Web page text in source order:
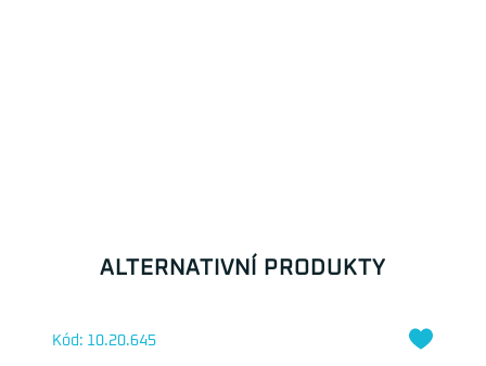
ALTERNATIVNÍ PRODUKTY
Kód: 10.20.645